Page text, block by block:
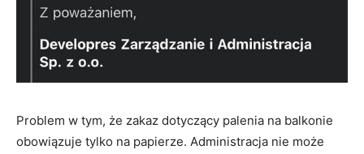
Problem w tym, że zakaz dotyczący palenia na balkonie
obowiązuje tylko na papierze. Administracja nie może